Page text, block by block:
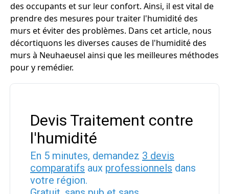
des occupants et sur leur confort. Ainsi, il est vital de
prendre des mesures pour traiter l'humidité des
murs et éviter des problèmes. Dans cet article, nous
décortiquons les diverses causes de l'humidité des
murs à Neuhaeusel ainsi que les meilleures méthodes
pour y remédier.
Devis Traitement contre
l'humidité
En 5 minutes, demandez 3 devis
comparatifs aux professionnels dans
votre région.